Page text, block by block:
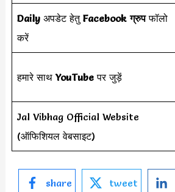
Daily अपडेट हेतुFacebook ग्रुपफॉलो
करें
हमारे साथYouTubeपर जुड़ें
Jal Vibhag Official Website
(ऑफिशियल वेबसाइट)
share tweet